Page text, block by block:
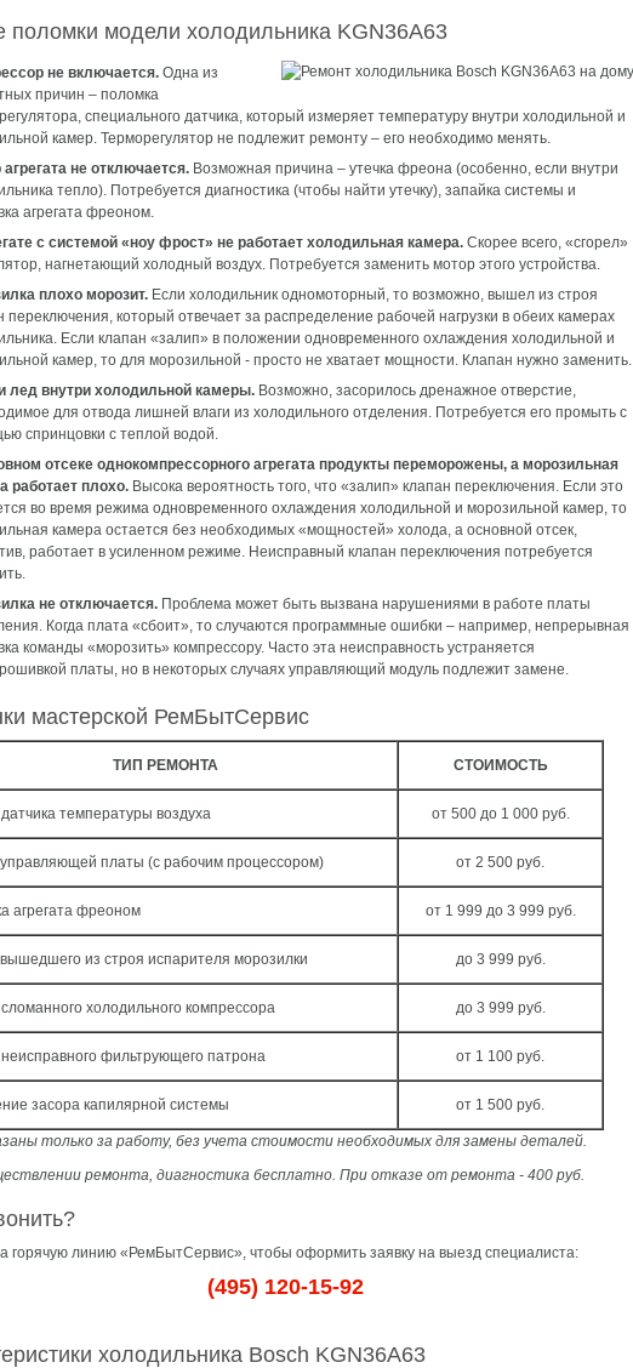
поломки модели холодильника KGN36A63
не включается. Одна из
причин – поломка
специального датчика, который измеряет температуру внутри холодильной и
камер. Терморегулятор не подлежит ремонту – его необходимо менять.
агрегата не отключается. Возможная причина – утечка фреона (особенно, если внутри
тепло). Потребуется диагностика (чтобы найти утечку), запайка системы и
агрегата фреоном.
с системой «ноу фрост» не работает холодильная камера. Скорее всего, «сгорел»
нагнетающий холодный воздух. Потребуется заменить мотор этого устройства.
плохо морозит. Если холодильник одномоторный, то возможно, вышел из строя
переключения, который отвечает за распределение рабочей нагрузки в обеих камерах
Если клапан «залип» в положении одновременного охлаждения холодильной и
камер, то для морозильной - просто не хватает мощности. Клапан нужно заменить.
лед внутри холодильной камеры. Возможно, засорилось дренажное отверстие,
для отвода лишней влаги из холодильного отделения. Потребуется его промыть с
спринцовки с теплой водой.
отсеке однокомпрессорного агрегата продукты переморожены, а морозильная
работает плохо. Высока вероятность того, что «залип» клапан переключения. Если это
во время режима одновременного охлаждения холодильной и морозильной камер, то
камера остается без необходимых «мощностей» холода, а основной отсек,
работает в усиленном режиме. Неисправный клапан переключения потребуется
не отключается. Проблема может быть вызвана нарушениями в работе платы
Когда плата «сбоит», то случаются программные ошибки – например, непрерывная
команды «морозить» компрессору. Часто эта неисправность устраняется
платы, но в некоторых случаях управляющий модуль подлежит замене.
мастерской РемБытСервис
ТИП РЕМОНТА СТОИМОСТЬ
температуры воздуха от 500 до 1 000 руб.
платы (с рабочим процессором) от 2 500 руб.
агрегата фреоном от 1 999 до 3 999 руб.
из строя испарителя морозилки до 3 999 руб.
холодильного компрессора до 3 999 руб.
фильтрующего патрона от 1 100 руб.
засора капилярной системы от 1 500 руб.
только за работу, без учета стоимости необходимых для замены деталей.
ремонта, диагностика бесплатно. При отказе от ремонта - 400 руб.
горячую линию «РемБытСервис», чтобы оформить заявку на выезд специалиста:
(495) 120-15-92
холодильника Bosch KGN36A63